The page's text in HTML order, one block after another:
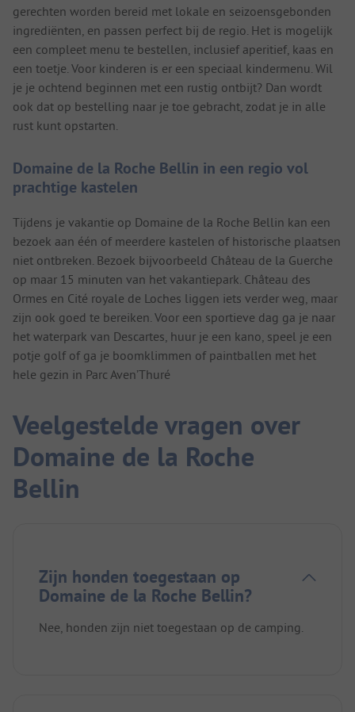
gerechten worden bereid met lokale en seizoensgebonden
ingrediënten, en passen perfect bij de regio. Het is mogelijk
een compleet menu te bestellen, inclusief aperitief, kaas en
een toetje. Voor kinderen is er een speciaal kindermenu. Wil
je je ochtend beginnen met een rustig ontbijt? Dan wordt
ook dat op bestelling naar je toe gebracht, zodat je in alle
rust kunt opstarten.
Domaine de la Roche Bellin in een regio vol
prachtige kastelen
Tijdens je vakantie op Domaine de la Roche Bellin kan een
bezoek aan één of meerdere kastelen of historische plaatsen
niet ontbreken. Bezoek bijvoorbeeld Château de la Guerche
op maar 15 minuten van het vakantiepark. Château des
Ormes en Cité royale de Loches liggen iets verder weg, maar
zijn ook goed te bereiken. Voor een sportieve dag ga je naar
het waterpark van Descartes, huur je een kano, speel je een
potje golf of ga je boomklimmen of paintballen met het
hele gezin in Parc Aven’Thuré
Veelgestelde vragen over
Domaine de la Roche
Bellin
Zijn honden toegestaan op
Domaine de la Roche Bellin?
Nee, honden zijn niet toegestaan op de camping.